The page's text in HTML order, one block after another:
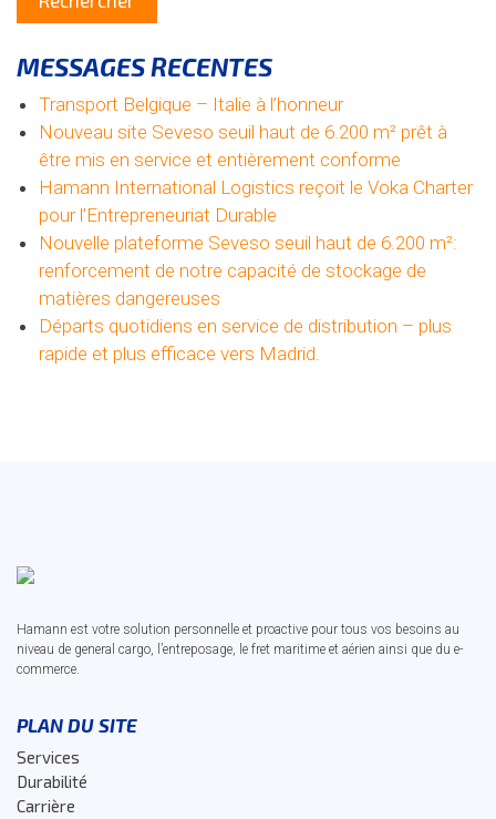
MESSAGES RECENTES
Transport Belgique – Italie à l’honneur
Nouveau site Seveso seuil haut de 6.200 m² prêt à
être mis en service et entièrement conforme
Hamann International Logistics reçoit le Voka Charter
pour l’Entrepreneuriat Durable
Nouvelle plateforme Seveso seuil haut de 6.200 m²:
renforcement de notre capacité de stockage de
matières dangereuses
Départs quotidiens en service de distribution – plus
rapide et plus efficace vers Madrid.
Hamann est votre solution personnelle et proactive pour tous vos besoins au
niveau de general cargo, l’entreposage, le fret maritime et aérien ainsi que du e-
commerce.
PLAN DU SITE
Services
Durabilité
Carrière